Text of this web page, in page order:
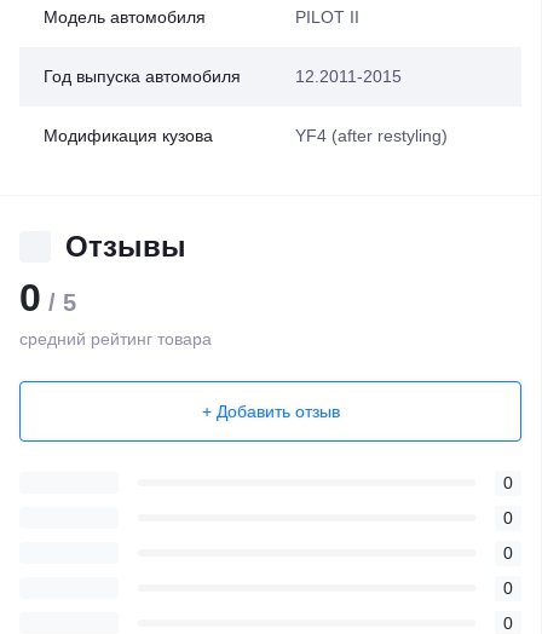
Модель автомобиля PILOT II
Год выпуска автомобиля 12.2011-2015
Модификация кузова YF4 (after restyling)
Отзывы
0 / 5
средний рейтинг товара
+ Добавить отзыв
0
0
0
0
0